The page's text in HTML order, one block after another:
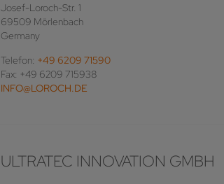
Josef-Loroch-Str. 1
69509 Mörlenbach
Germany
Telefon: +49 6209 71590
Fax: +49 6209 715938
INFO@LOROCH.DE
ULTRATEC INNOVATION GMBH